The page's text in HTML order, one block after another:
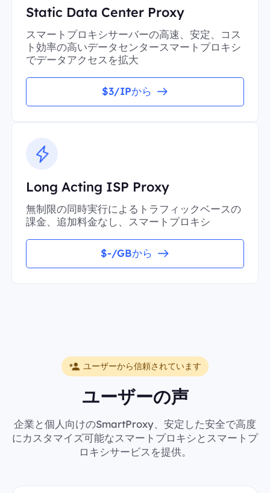
Static Data Center Proxy
スマートプロキシサーバーの高速、安定、コス
ト効率の高いデータセンタースマートプロキシ
でデータアクセスを拡大
$3/IPから
Long Acting ISP Proxy
無制限の同時実行によるトラフィックベースの
課金、追加料金なし、スマートプロキシ
$-/GBから
ユーザーから信頼されています
ユーザーの声
企業と個人向けのSmartProxy、安定した安全で高度
にカスタマイズ可能なスマートプロキシとスマートプ
ロキシサービスを提供。